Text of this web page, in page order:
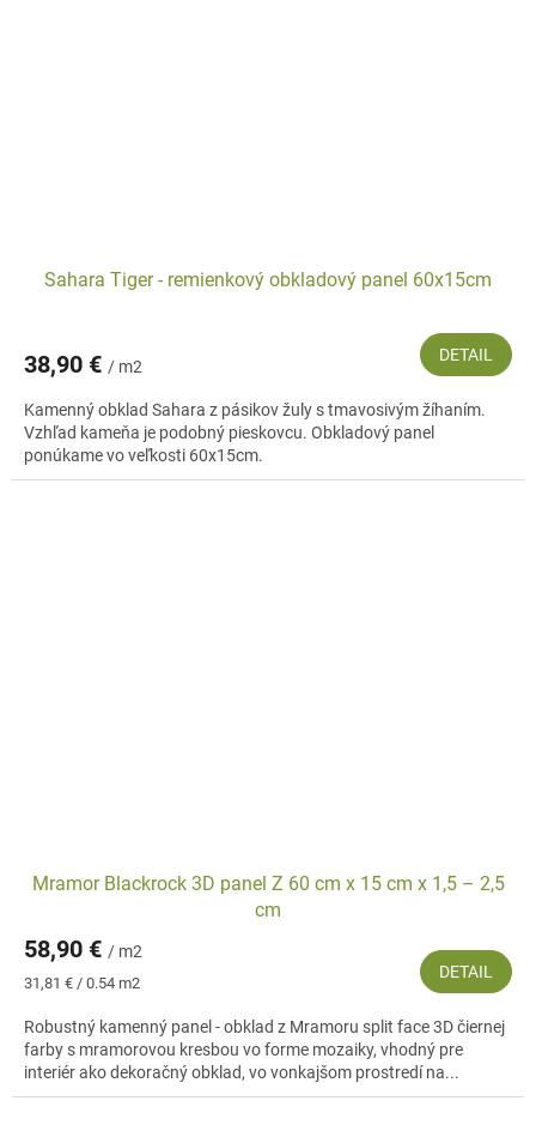
Sahara Tiger - remienkový obkladový panel 60x15cm
38,90 € / m2
DETAIL
Kamenný obklad Sahara z pásikov žuly s tmavosivým žíhaním.
Vzhľad kameňa je podobný pieskovcu. Obkladový panel
ponúkame vo veľkosti 60x15cm.
Mramor Blackrock 3D panel Z 60 cm x 15 cm x 1,5 – 2,5
cm
58,90 € / m2
Jednotková
31,81 € / 0.54 m2
DETAIL
Robustný kamenný panel - obklad z Mramoru split face 3D čiernej
farby s mramorovou kresbou vo forme mozaiky, vhodný pre
interiér ako dekoračný obklad, vo vonkajšom prostredí na...